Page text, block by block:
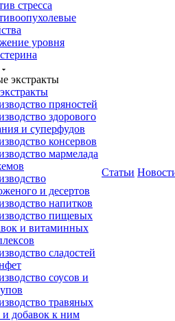
стресса
уровня
пряностей
здорового
и суперфудов
консервов
мармелада
и десертов
напитков
пищевых
и витаминных
сладостей
соусов и
травяных
и добавок к ним
Статьи